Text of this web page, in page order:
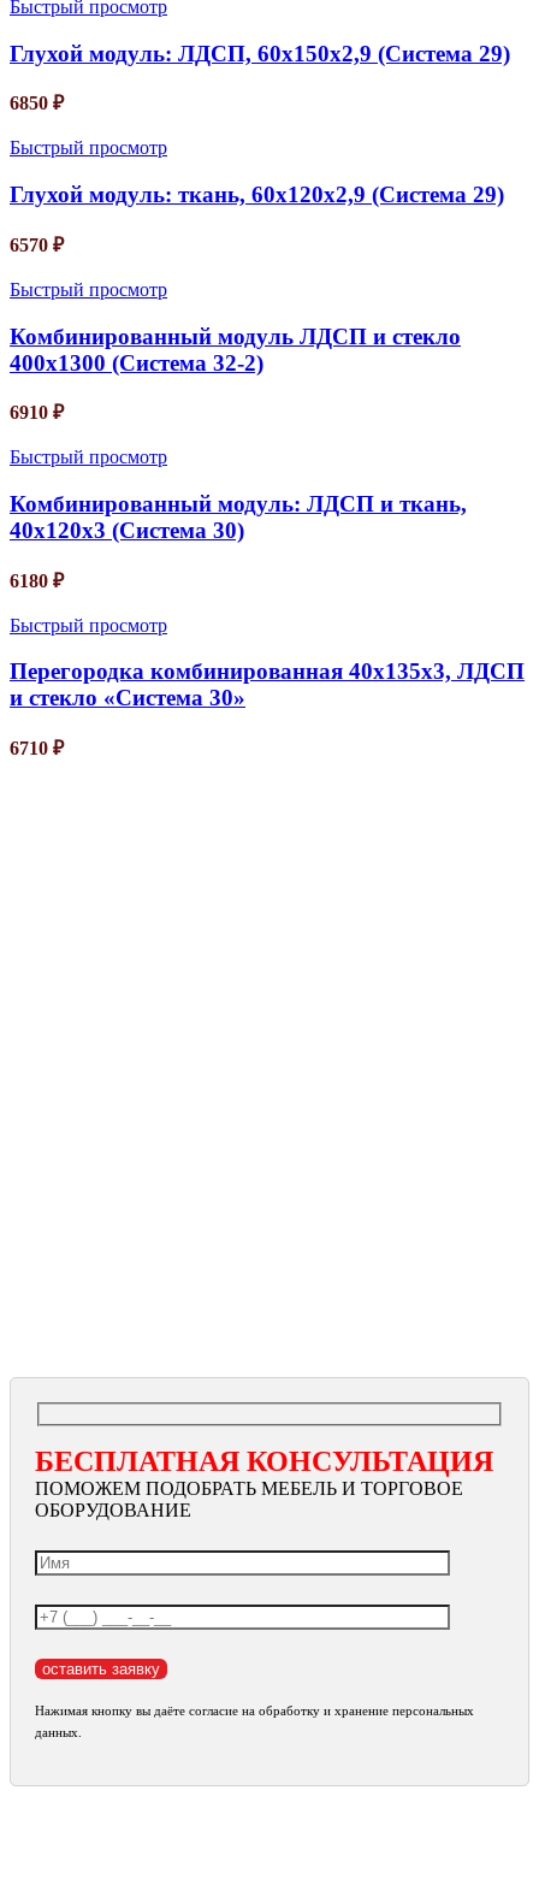
Быстрый просмотр
Глухой модуль: ЛДСП, 60х150х2,9 (Система 29)
6850 ₽
Быстрый просмотр
Глухой модуль: ткань, 60х120х2,9 (Система 29)
6570 ₽
Быстрый просмотр
Комбинированный модуль ЛДСП и стекло
400х1300 (Система 32-2)
6910 ₽
Быстрый просмотр
Комбинированный модуль: ЛДСП и ткань,
40х120х3 (Система 30)
6180 ₽
Быстрый просмотр
Перегородка комбинированная 40х135х3, ЛДСП
и стекло «Система 30»
6710 ₽
БЕСПЛАТНАЯ КОНСУЛЬТАЦИЯ
ПОМОЖЕМ ПОДОБРАТЬ МЕБЕЛЬ И ТОРГОВОЕ
ОБОРУДОВАНИЕ
Нажимая кнопку вы даёте согласие на обработку и хранение персональных
данных.